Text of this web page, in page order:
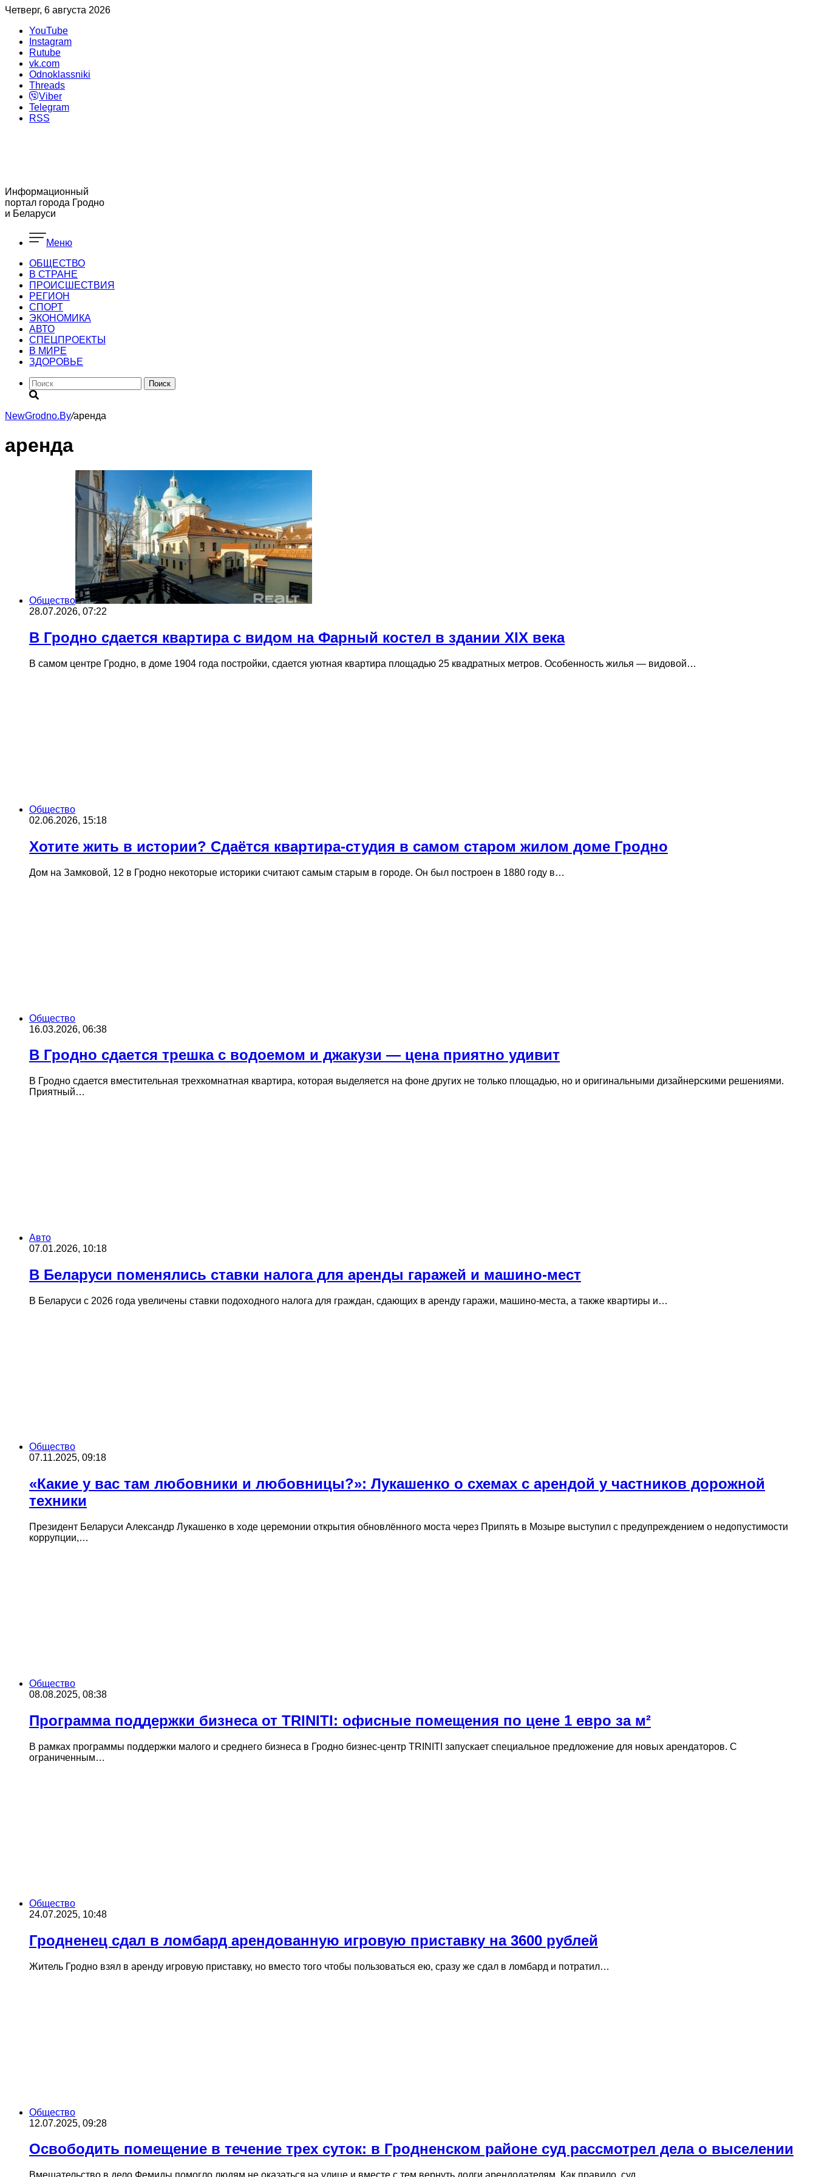
Четверг, 6 августа 2026
YouTube
Instagram
Rutube
vk.com
Odnoklassniki
Threads
Viber
Telegram
RSS
Информационный
портал города Гродно
и Беларуси
Меню
ОБЩЕСТВО
В СТРАНЕ
ПРОИСШЕСТВИЯ
РЕГИОН
CПОРТ
ЭКОНОМИКА
АВТО
СПЕЦПРОЕКТЫ
В МИРЕ
ЗДОРОВЬЕ
Поиск
NewGrodno.By/аренда
аренда
Общество
28.07.2026, 07:22
В Гродно сдается квартира с видом на Фарный костел в здании XIX века
В самом центре Гродно, в доме 1904 года постройки, сдается уютная квартира площадью 25 квадратных метров. Особенность жилья — видовой…
Общество
02.06.2026, 15:18
Хотите жить в истории? Сдаётся квартира-студия в самом старом жилом доме Гродно
Дом на Замковой, 12 в Гродно некоторые историки считают самым старым в городе. Он был построен в 1880 году в…
Общество
16.03.2026, 06:38
В Гродно сдается трешка с водоемом и джакузи — цена приятно удивит
В Гродно сдается вместительная трехкомнатная квартира, которая выделяется на фоне других не только площадью, но и оригинальными дизайнерскими решениями.
Приятный…
Авто
07.01.2026, 10:18
В Беларуси поменялись ставки налога для аренды гаражей и машино‑мест
В Беларуси с 2026 года увеличены ставки подоходного налога для граждан, сдающих в аренду гаражи, машино‑места, а также квартиры и…
Общество
07.11.2025, 09:18
«Какие у вас там любовники и любовницы?»: Лукашенко о схемах с арендой у частников дорожной
техники
Президент Беларуси Александр Лукашенко в ходе церемонии открытия обновлённого моста через Припять в Мозыре выступил с предупреждением о недопустимости
коррупции,…
Общество
08.08.2025, 08:38
Программа поддержки бизнеса от TRINITI: офисные помещения по цене 1 евро за м²
В рамках программы поддержки малого и среднего бизнеса в Гродно бизнес-центр TRINITI запускает специальное предложение для новых арендаторов. С
ограниченным…
Общество
24.07.2025, 10:48
Гродненец сдал в ломбард арендованную игровую приставку на 3600 рублей
Житель Гродно взял в аренду игровую приставку, но вместо того чтобы пользоваться ею, сразу же сдал в ломбард и потратил…
Общество
12.07.2025, 09:28
Освободить помещение в течение трех суток: в Гродненском районе суд рассмотрел дела о выселении